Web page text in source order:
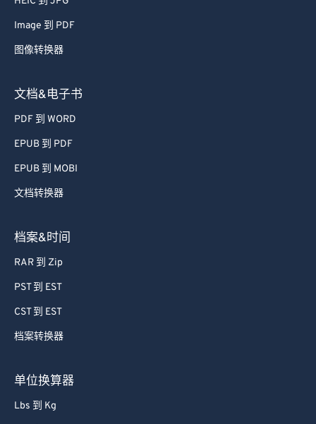
Image 到 PDF
图像转换器
文档&电子书
PDF 到 WORD
EPUB 到 PDF
EPUB 到 MOBI
文档转换器
档案&时间
RAR 到 Zip
PST 到 EST
CST 到 EST
档案转换器
单位换算器
Lbs 到 Kg